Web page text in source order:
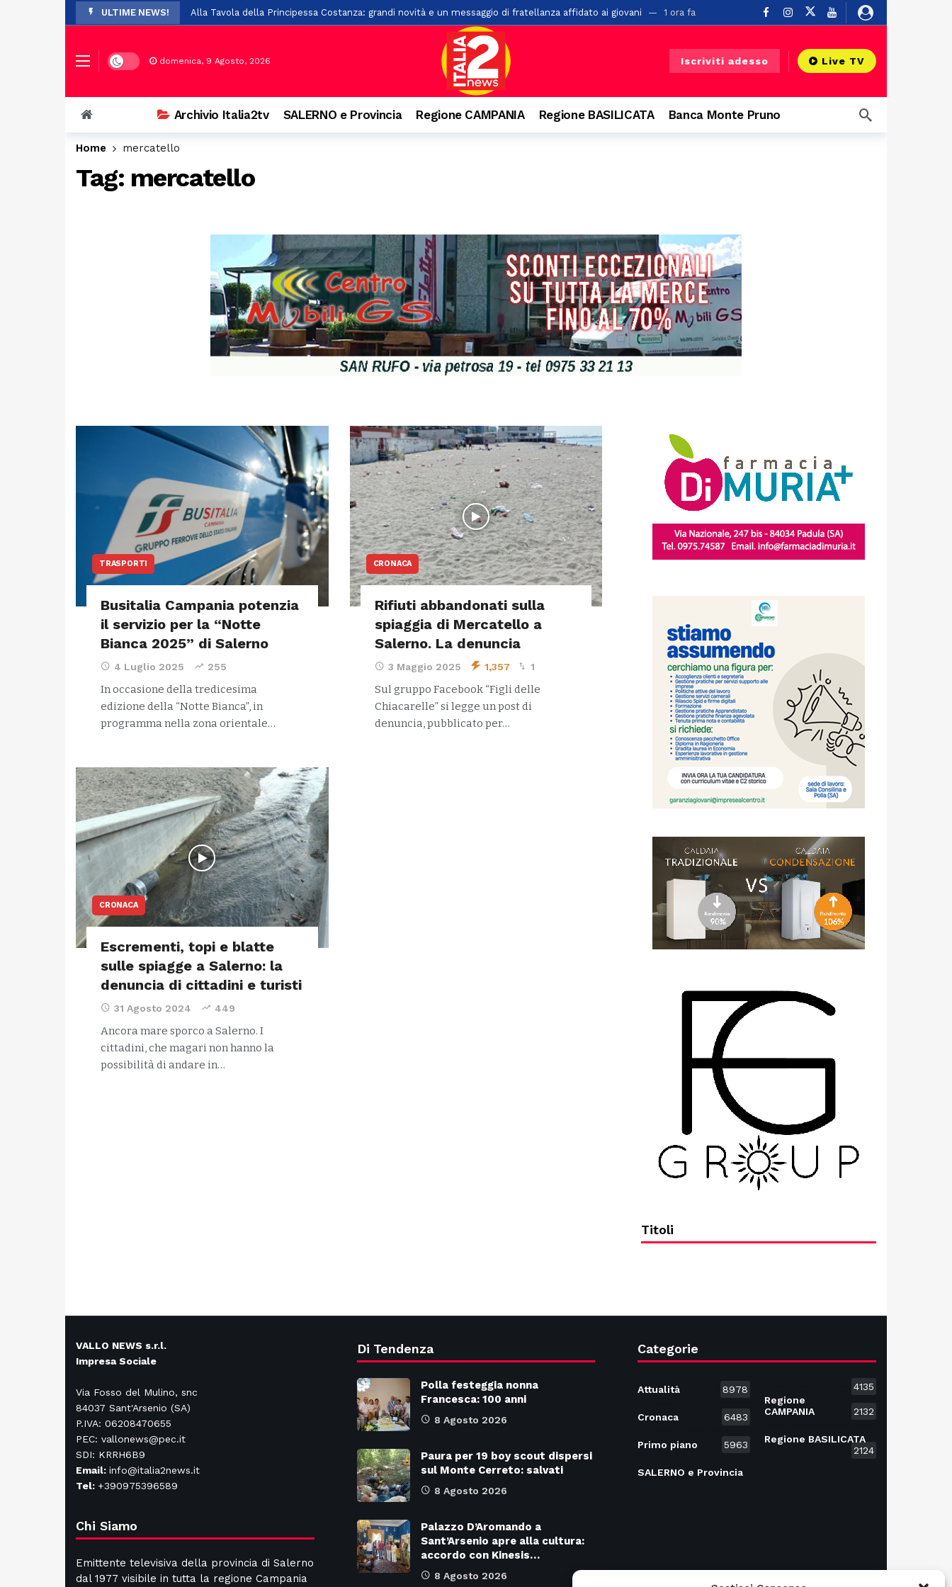
ULTIME NEWS! Alla Tavola della Principessa Costanza: grandi novità e un messaggio di fratellanza affidato ai giovani 1 ora fa
Paura per 19 boy scout dispersi sul Monte Cerreto: salvati 21 ore fa
A Stio la presentazione de “L’Idioma Perduto” di Mario Infante, sostenuta dalla Banca Monte Pruno
Violenze e richieste di denaro ai familiari. Arrestato un 31enne ad Agropoli 23 ore fa
Il Festival Mogol Battisti conquista Santa Maria di Castellabate: ecco tutti i vincitori
Dark mode domenica, 9 Agosto, 2026 Iscriviti adesso Live TV
Archivio Italia2tv SALERNO e Provincia Regione CAMPANIA Regione BASILICATA Banca Monte Pruno
Home mercatello
Tag: mercatello
TRASPORTI
Busitalia Campania potenzia
il servizio per la “Notte
Bianca 2025” di Salerno
4 Luglio 2025 255
In occasione della tredicesima
edizione della “Notte Bianca”, in
programma nella zona orientale…
CRONACA
Rifiuti abbandonati sulla
spiaggia di Mercatello a
Salerno. La denuncia
3 Maggio 2025 1,357 1
Sul gruppo Facebook “Figli delle
Chiacarelle” si legge un post di
denuncia, pubblicato per…
CRONACA
Escrementi, topi e blatte
sulle spiagge a Salerno: la
denuncia di cittadini e turisti
31 Agosto 2024 449
Ancora mare sporco a Salerno. I
cittadini, che magari non hanno la
possibilità di andare in…
Titoli
VALLO NEWS s.r.l.
Impresa Sociale
Via Fosso del Mulino, snc
84037 Sant'Arsenio (SA)
P.IVA: 06208470655
PEC: vallonews@pec.it
SDI: KRRH6B9
Email: info@italia2news.it
Tel: +390975396589
Chi Siamo
Emittente televisiva della provincia di Salerno
dal 1977 visibile in tutta la regione Campania
Di Tendenza
Polla festeggia nonna
Francesca: 100 anni
8 Agosto 2026
Paura per 19 boy scout dispersi
sul Monte Cerreto: salvati
8 Agosto 2026
Palazzo D’Aromando a
Sant’Arsenio apre alla cultura:
accordo con Kinesis…
8 Agosto 2026
Categorie
Attualità 8978
Cronaca 6483
Primo piano 5963
SALERNO e Provincia
4135
Regione
CAMPANIA
2132
Regione BASILICATA
2124